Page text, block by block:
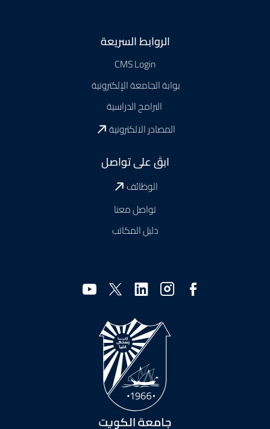
الروابط السريعة
CMS Login
بوابة الجامعة الإلكترونية
البرامج الدراسية
المصادر الالكترونية
ابقَ على تواصل
الوظائف
تواصل معنا
دليل المكاتب